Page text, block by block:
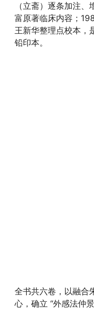
（立斋）逐条加注
富原著临床内容；
王新华整理点校本，
铅印本。
全书共六卷，以融合
心，确立 “外感法仲